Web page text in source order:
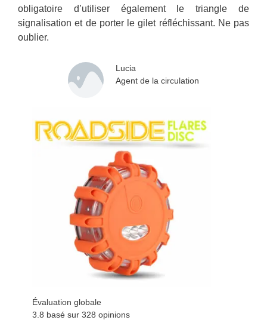
obligatoire d’utiliser également le triangle de
signalisation et de porter le gilet réfléchissant. Ne pas
oublier.
Lucia
Agent de la circulation
Évaluation globale
3.8 basé sur328 opinions